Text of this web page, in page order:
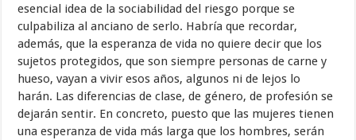
esencial idea de la sociabilidad del riesgo porque se
culpabiliza al anciano de serlo. Habría que recordar,
además, que la esperanza de vida no quiere decir que los
sujetos protegidos, que son siempre personas de carne y
hueso, vayan a vivir esos años, algunos ni de lejos lo
harán. Las diferencias de clase, de género, de profesión se
dejarán sentir. En concreto, puesto que las mujeres tienen
una esperanza de vida más larga que los hombres, serán